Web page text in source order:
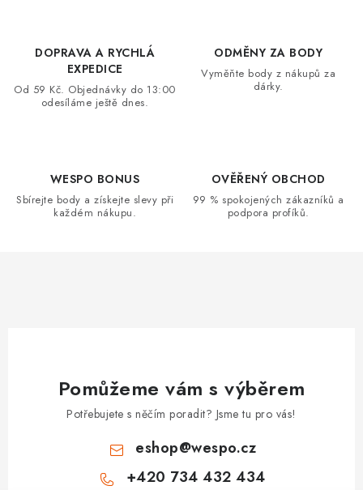
DOPRAVA A RYCHLÁ
EXPEDICE
Od 59 Kč. Objednávky do 13:00
odesíláme ještě dnes.
ODMĚNY ZA BODY
Vyměňte body z nákupů za
dárky.
WESPO BONUS
Sbírejte body a získejte slevy při
každém nákupu.
OVĚŘENÝ OBCHOD
99 % spokojených zákazníků a
podpora profíků.
Pomůžeme vám s výběrem
Potřebujete s něčím poradit? Jsme tu pro vás!
eshop@wespo.cz
+420 734 432 434